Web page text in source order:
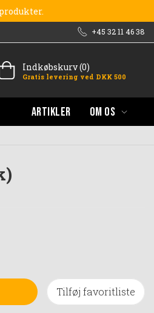
+45 32 11 46 38
Indkøbskurv (0)
Gratis levering ved DKK 500
ARTIKLER OM OS
Tilføj favoritliste